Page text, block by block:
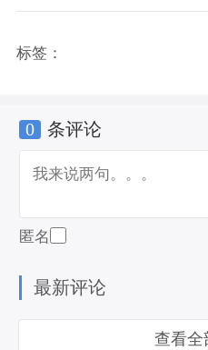
标签：
0 条评论
匿名
最新评论
查看全